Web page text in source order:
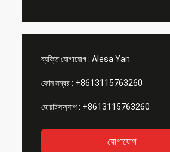
ব্যক্তি যোগাযোগ : Alesa Yan
ফোন নম্বর : +8613115763260
হোয়াটসঅ্যাপ : +8613115763260
যোগাযোগ